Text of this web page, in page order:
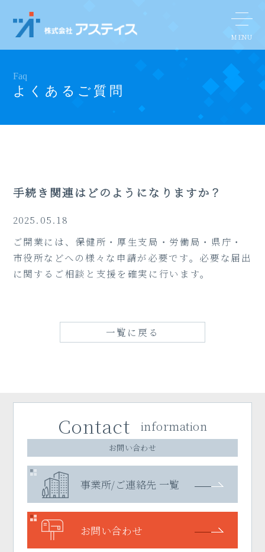
Faq
よくあるご質問
手続き関連はどのようになりますか？
2025.05.18
ご開業には、保健所・厚生支局・労働局・県庁・
市役所などへの様々な申請が必要です。必要な届出
に関するご相談と支援を確実に行います。
一覧に戻る
Contact information
お問い合わせ
事業所/ご連絡先 一覧
お問い合わせ